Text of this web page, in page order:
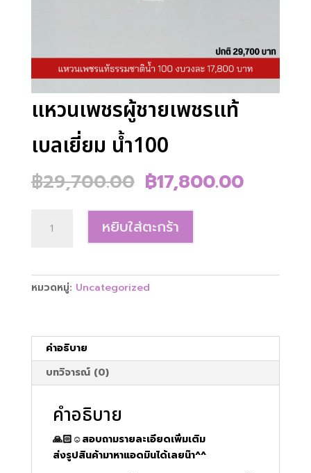
แหวนเพชรผู้ชายเพชรแท้
เบลเยี่ยม น้ำ100
฿29,700.00 Original
price
was:
฿29,700.00.
฿17,800.00Current
แหวน
หยิบใส่ตะกร้า
หมวดหมู่: Uncategorized
คำอธิบาย
บทวิจารณ์ (0)
คำอธิบาย
🙏🏻☺️สอบถามรายละเอียดเพิ่มเติม
ส่งรูปสินค้ามาหาแอดมินได้เลยน๊า^^